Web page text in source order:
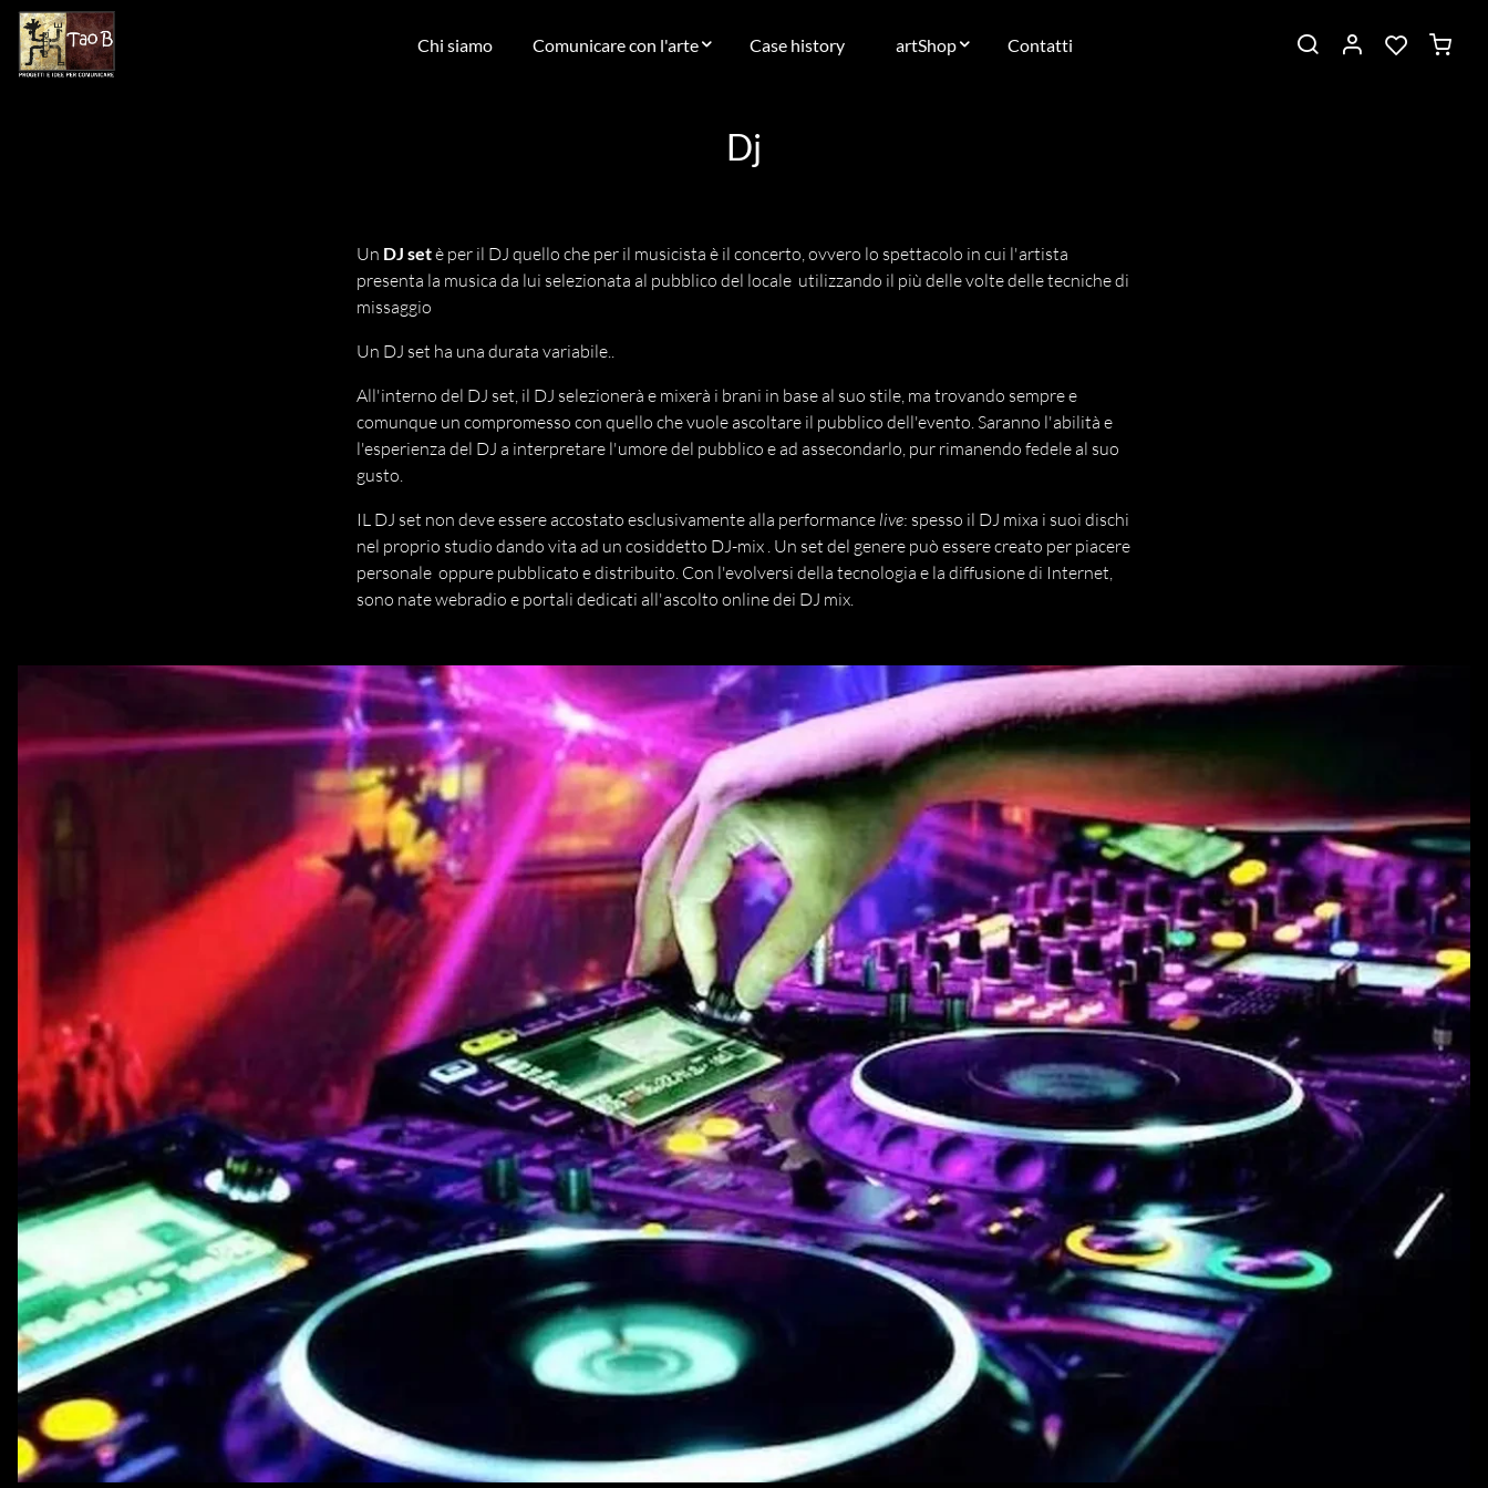
Skip to main content
Chi siamo Comunicare con l'arte Case history artShop Contatti
Dj
Un DJ setè per il DJ quello che per il musicista è il concerto, ovvero lo spettacolo in cui l'artista
presenta la musica da lui selezionata al pubblico del locale utilizzando il più delle volte delle tecniche di
missaggio
Un DJ set ha una durata variabile..
All'interno del DJ set, il DJ selezionerà e mixerà i brani in base al suo stile, ma trovando sempre e
comunque un compromesso con quello che vuole ascoltare il pubblico dell'evento. Saranno l'abilità e
l'esperienza del DJ a interpretare l'umore del pubblico e ad assecondarlo, pur rimanendo fedele al suo
gusto.
IL DJ set non deve essere accostato esclusivamente alla performance live: spesso il DJ mixa i suoi dischi
nel proprio studio dando vita ad un cosiddetto DJ-mix . Un set del genere può essere creato per piacere
personale oppure pubblicato e distribuito. Con l'evolversi della tecnologia e la diffusione di Internet,
sono nate webradio e portali dedicati all'ascolto online dei DJ mix.